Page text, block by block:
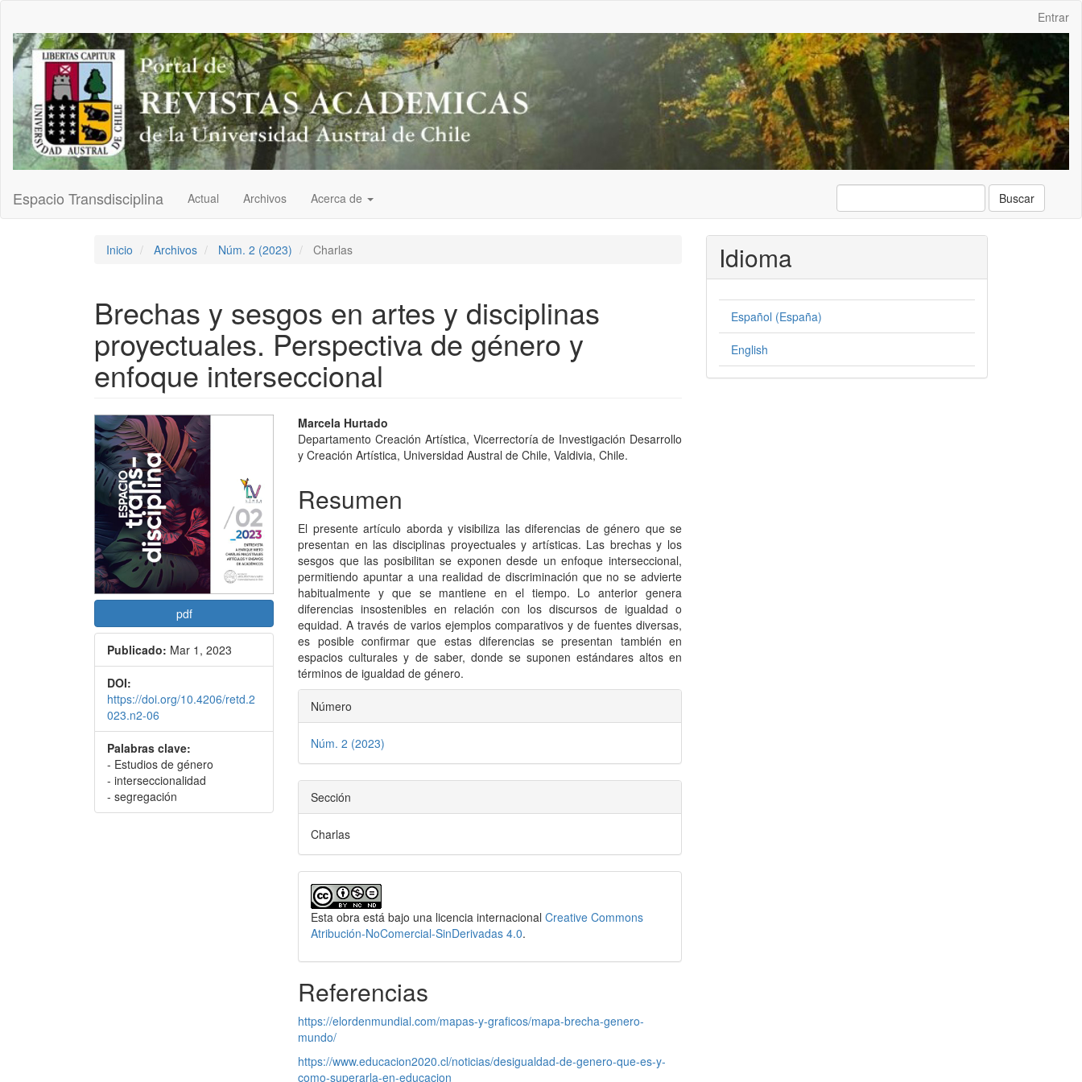
Contenido
principal
Barra
lateral
Entrar
Espacio Transdisciplina Actual Archivos Acerca de Buscar
Inicio Archivos Núm. 2 (2023) Charlas
Brechas y sesgos en artes y disciplinas
proyectuales. Perspectiva de género y
enfoque interseccional
Barra
lateral
del
artículo
pdf
Publicado: Mar 1, 2023
DOI:
https://doi.org/10.4206/retd.2
023.n2-06
Palabras clave:
- Estudios de género
- interseccionalidad
- segregación
Contenido
principal
artículo
Marcela Hurtado
Departamento Creación Artística, Vicerrectoría de Investigación Desarrollo
y Creación Artística, Universidad Austral de Chile, Valdivia, Chile.
Resumen
El presente artículo aborda y visibiliza las diferencias de género que se
presentan en las disciplinas proyectuales y artísticas. Las brechas y los
sesgos que las posibilitan se exponen desde un enfoque interseccional,
permitiendo apuntar a una realidad de discriminación que no se advierte
habitualmente y que se mantiene en el tiempo. Lo anterior genera
diferencias insostenibles en relación con los discursos de igualdad o
equidad. A través de varios ejemplos comparativos y de fuentes diversas,
es posible confirmar que estas diferencias se presentan también en
espacios culturales y de saber, donde se suponen estándares altos en
términos de igualdad de género.
Detalles
del
artículo
Número
Núm. 2 (2023)
Sección
Charlas
Esta obra está bajo una licencia internacionalCreative Commons
Atribución-NoComercial-SinDerivadas 4.0.
Referencias
https://elordenmundial.com/mapas-y-graficos/mapa-brecha-genero-
mundo/
https://www.educacion2020.cl/noticias/desigualdad-de-genero-que-es-y-
como-superarla-en-educacion
Idioma
Español (España)
English